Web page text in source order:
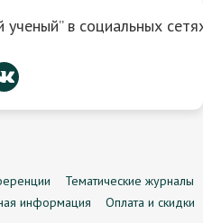
в социальных
Тематические журналы
информация
Оплата и скидки